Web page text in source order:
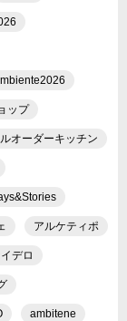
ップ
オーダーキッチン
アルケティポ
デロ
ambitene